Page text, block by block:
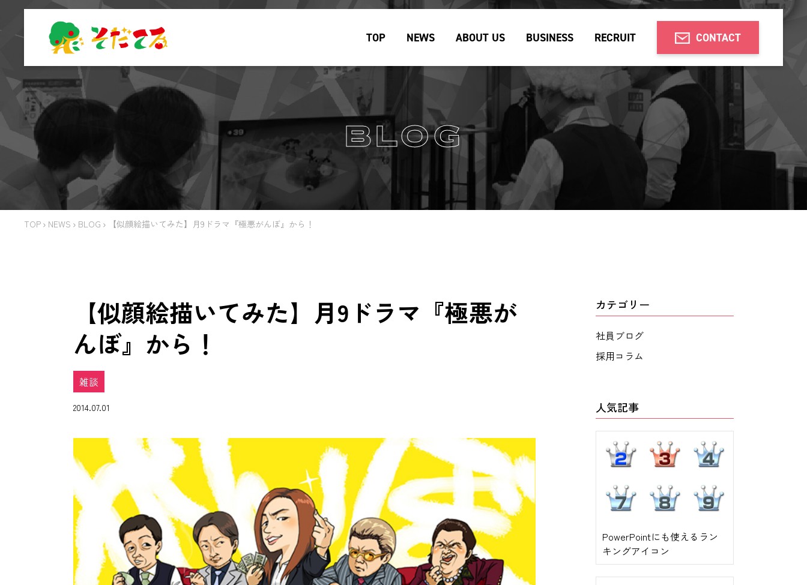
TOP NEWS ABOUT US BUSINESS RECRUIT CONTACT
BLOG
TOP NEWS BLOG 【似顔絵描いてみた】月9ドラマ『極悪がんぼ』から！
【似顔絵描いてみた】月9ドラマ『極悪が
んぼ』から！
雑談
2014.07.01
カテゴリー
社員ブログ
採用コラム
人気記事
PowerPointにも使えるラン
キングアイコン